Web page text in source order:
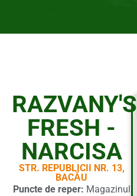
RAZVANY'S
FRESH -
NARCISA
STR. REPUBLICII NR. 13,
BACĂU
Puncte de reper: Magazinul